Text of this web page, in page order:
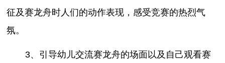
征及赛龙舟时人们的动作表现，感受竞赛的热烈气
氛。
3、引导幼儿交流赛龙舟的场面以及自己观看赛